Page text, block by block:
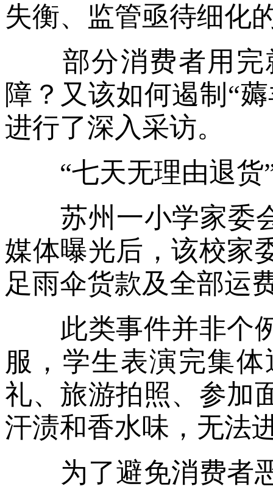
失衡、监管亟待细化
部分消费者用完
障？又该如何遏制“
进行了深入采访。
“七天无理由退货
苏州一小学家委会
媒体曝光后，该校家
足雨伞货款及全部运
此类事件并非个例
服，学生表演完集
礼、旅游拍照、参加
汗渍和香水味，无法
为了避免消费者恶